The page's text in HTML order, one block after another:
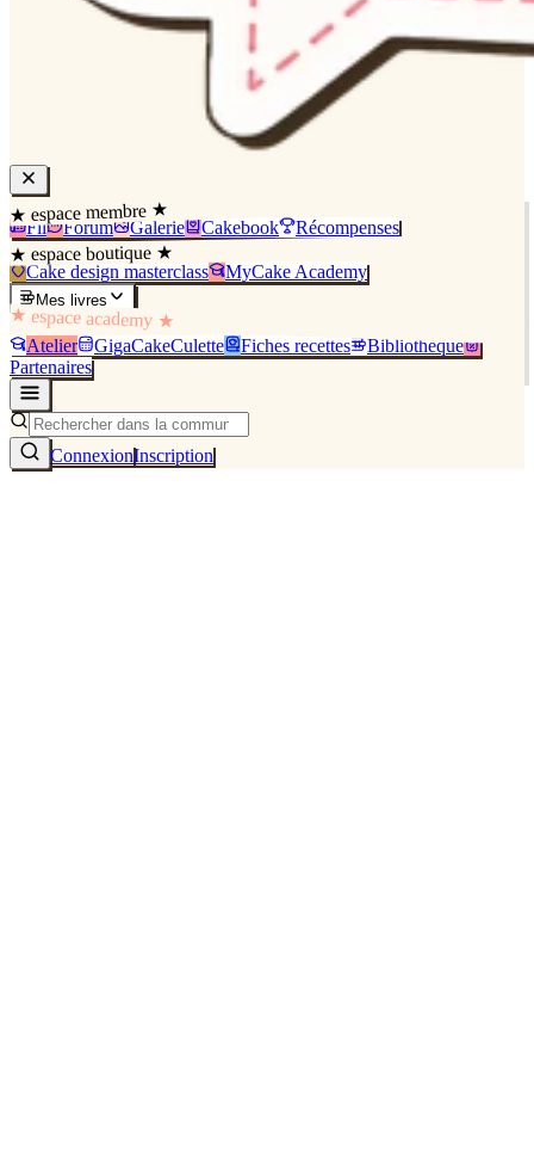
★ espace membre ★
Fil Forum Galerie Cakebook Récompenses
★ espace boutique ★
Cake design masterclass MyCake Academy
Mes livres
★ espace academy ★
Atelier GigaCakeCulette Fiches recettes
Bibliothèque
Partenaires
ConnexionInscription